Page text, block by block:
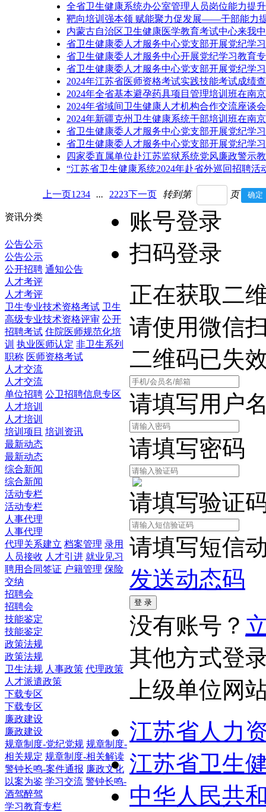
全省卫生健康系统办公室管理人员岗位能力提
靶向培训强本领 赋能聚力促发展——干部能力
内蒙古自治区卫生健康医学教育考试中心来我
省卫生健康委人才服务中心党支部开展党纪学
省卫生健康委人才服务中心开展党纪学习教育
省卫生健康委人才服务中心党支部开展党纪学
2024年江苏省医师资格考试实践技能考试成绩
2024年全省基本避孕药具项目管理培训班在南
2024年省域间卫生健康人才机构合作交流座谈
2024年新疆克州卫生健康系统干部培训班在南
省卫生健康委人才服务中心党支部开展党纪学
省卫生健康委人才服务中心党支部开展党纪学
四家委直属单位赴江苏监狱系统党风廉政警示
“江苏省卫生健康系统2024年赴省外巡回招聘活
上一页1 234 ... 2223下一页 转到第 页
资讯分类
公告公示
公告公示
公开招聘 通知公告
人才考评
人才考评
卫生专业技术资格考试 卫生
高级专业技术资格评审 公开
招聘考试 住院医师规范化培
训 执业医师认定 非卫生系列
职称 医师资格考试
人才交流
人才交流
单位招聘 公卫招聘信息专区
人才培训
人才培训
培训项目 培训资讯
最新动态
最新动态
综合新闻
综合新闻
活动专栏
活动专栏
人事代理
人事代理
代理关系建立 档案管理 录用
人员接收 人才引进 就业见习
聘用合同签证 户籍管理 保险
交纳
招聘会
招聘会
技能鉴定
技能鉴定
政策法规
政策法规
卫生法规 人事政策 代理政策
人才派遣政策
下载专区
下载专区
廉政建设
廉政建设
规章制度-党纪党规 规章制度-
相关规定 规章制度-相关解读
警钟长鸣-案件通报 廉政文化
以案为鉴 学习交流 警钟长鸣-
酒驾醉驾
学习教育专栏
账号登录
扫码登录
正在获取二
请使用微信
二维码已失
请填写用户
请填写密码
请填写验证
请填写短信
发送动态码
没有账号？
其他方式登
上级单位网
江苏省人力
江苏省卫生
中华人民共